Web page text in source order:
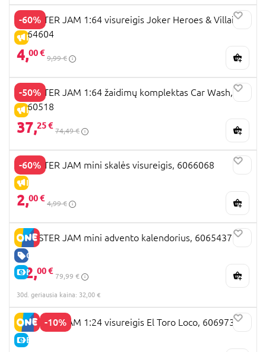
-60%
IŠPARDAVIMAS
MONSTER JAM 1:64 visureigis Joker Heroes & Villains,
6064604
4,00 €
9,99 €
-50%
IŠPARDAVIMAS
MONSTER JAM 1:64 žaidimų komplektas Car Wash,
6060518
37,25 €
74,49 €
-60%
IŠPARDAVIMAS
MONSTER JAM mini skalės visureigis, 6066068
2,00 €
4,99 €
GERA KAINA
E-KAINA
MONSTER JAM mini advento kalendorius, 6065437
32,00 €
79,99 €
30d. geriausia kaina: 32,00 €
-10%
E-KAINA
MONSTER JAM 1:24 visureigis El Toro Loco, 6069732